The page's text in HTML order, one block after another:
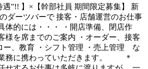
遇”!! 】×【幹部社員 期間限定募集】 新
ダーツバーで 接客・店舗運営のお仕事
体的には・・・ ・開店準備、閉店作
様を席までのご案内 ・オーダー、接客
ー、教育 ・シフト管理 ・売上管理 な
業務に携わっていただきます。 ＊